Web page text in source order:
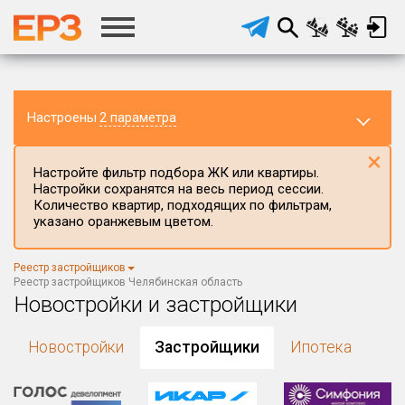
Настроены 2 параметра
Регион ЖК
Челябинская область
Район в регионе
Настройте фильтр подбора ЖК или квартиры.
Настройки сохранятся на весь период сессии.
Количество квартир, подходящих по фильтрам,
указано оранжевым цветом.
×
Реестр застройщиков
Реестр застройщиков Челябинская область
Новостройки и застройщики
Новостройки Застройщики Ипотека